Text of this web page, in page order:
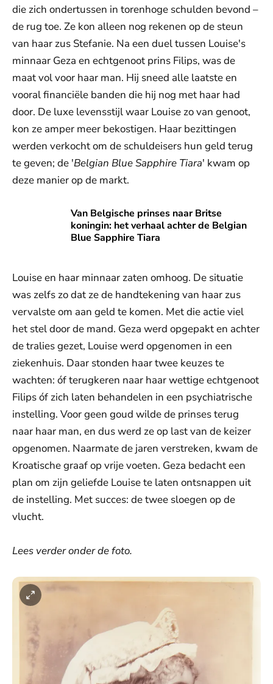
die zich ondertussen in torenhoge schulden bevond –
de rug toe. Ze kon alleen nog rekenen op de steun
van haar zus Stefanie. Na een duel tussen Louise's
minnaar Geza en echtgenoot prins Filips, was de
maat vol voor haar man. Hij sneed alle laatste en
vooral financiële banden die hij nog met haar had
door. De luxe levensstijl waar Louise zo van genoot,
kon ze amper meer bekostigen. Haar bezittingen
werden verkocht om de schuldeisers hun geld terug
te geven; de 'Belgian Blue Sapphire Tiara' kwam op
deze manier op de markt.
Van Belgische prinses naar Britse
koningin: het verhaal achter de Belgian
Blue Sapphire Tiara
Van Belgische prinses naar Britse koningin: het verhaal
Louise en haar minnaar zaten omhoog. De situatie
was zelfs zo dat ze de handtekening van haar zus
vervalste om aan geld te komen. Met die actie viel
het stel door de mand. Geza werd opgepakt en achter
de tralies gezet, Louise werd opgenomen in een
ziekenhuis. Daar stonden haar twee keuzes te
wachten: óf terugkeren naar haar wettige echtgenoot
Filips óf zich laten behandelen in een psychiatrische
instelling. Voor geen goud wilde de prinses terug
naar haar man, en dus werd ze op last van de keizer
opgenomen. Naarmate de jaren verstreken, kwam de
Kroatische graaf op vrije voeten. Geza bedacht een
plan om zijn geliefde Louise te laten ontsnappen uit
de instelling. Met succes: de twee sloegen op de
vlucht.
Lees verder onder de foto.